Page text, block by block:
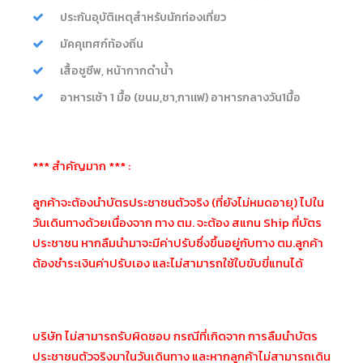
ประกันอุบัติเหตุสำหรับนักท่องเที่ยว
มัคคุเทศก์ท้องถิ่น
เสื้อชูชีพ, หน้ากากดำน้ำ
อาหารเช้า 1 มื้อ (ขนม,ชา,กาแฟ) อาหารกลางวัน1มื้อ
*** สำคัญมาก *** :
ลูกค้าจะต้องนำบัตรประชาชนตัวจริง (ที่ยังไม่หมดอายุ) ไปใน
วันเดินทางด้วยเนื่องจาก ทาง ตม. จะต้อง สแกน Ship ที่บัตร
ประชาชน หากลืมนำมาจะมีค่าปรับซึ่งขึ้นอยู่กับทาง ตม.ลูกค้า
ต้องชำระเงินค่าปรับเอง และไม่สามารถใช้ใบขับขี่แทนได้
บริษัท ไม่สามารถรับผิดชอบ กรณีที่เกิดจาก การลืมนำบัตร
ประชาชนตัวจริงมาในวันเดินทาง และหากลูกค้าไม่สามารถเดิน